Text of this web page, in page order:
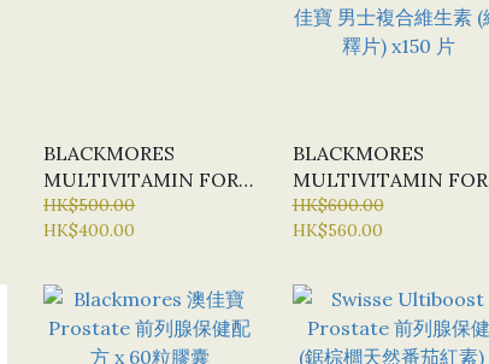
BLACKMORES
MULTIVITAMIN FOR
MEN 男士複合維生素 X
90片
HK$500.00
HK$400.00
BLACKMORES
MULTIVITAMIN FOR
MEN (SUSTAINED
RELEASE) 澳佳寶 男士
X150 片
HK$600.00
HK$560.00